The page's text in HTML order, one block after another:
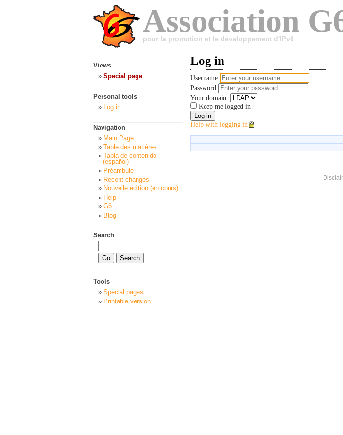
Association
pour la promotion et le développement d'IPv6
Log in
Username
Password
Your domain:
Keep me logged in
Help with logging in
Views
Special page
Personal tools
Log in
Navigation
Main Page
Table des matières
Tabla de contenido
(español)
Préambule
Recent changes
Nouvelle édition (en cours)
Help
G6
Blog
Search
Tools
Special pages
Printable version